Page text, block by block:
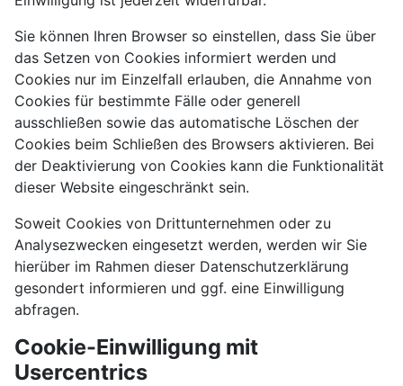
Sie können Ihren Browser so einstellen, dass Sie über
das Setzen von Cookies informiert werden und
Cookies nur im Einzelfall erlauben, die Annahme von
Cookies für bestimmte Fälle oder generell
ausschließen sowie das automatische Löschen der
Cookies beim Schließen des Browsers aktivieren. Bei
der Deaktivierung von Cookies kann die Funktionalität
dieser Website eingeschränkt sein.
Soweit Cookies von Drittunternehmen oder zu
Analysezwecken eingesetzt werden, werden wir Sie
hierüber im Rahmen dieser Datenschutzerklärung
gesondert informieren und ggf. eine Einwilligung
abfragen.
Cookie-Einwilligung mit
Usercentrics